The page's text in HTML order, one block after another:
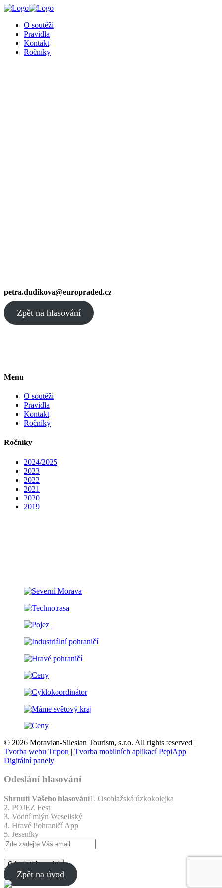
O soutěži
Pravidla
Kontakt
Ročníky
petra.dudikova@europraded.cz
Zpět na hlasování
Menu
O soutěži
Pravidla
Kontakt
Ročníky
Ročníky
2024/2025
2023
2022
2021
2020
2019
© 2026 Moravian-Silesian Tourism, s.r.o. All rights reserved |
Tvorba webu Tripon | Tvorba mobilních aplikací PepiApp |
Digitální panely
Odeslání hlasování
Shrnutí Vašeho hlasování1. Osoblažská úzkokolejka
2. POJEZ Fest
3. Vodní mlýn Wesellský
4. Hravé Pohraničí App
5. Jeseníky
Odeslat hlasování
Zpět na úvod